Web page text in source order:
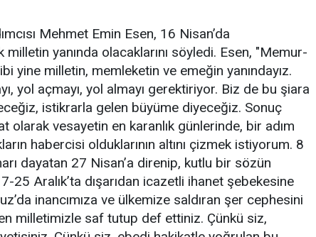
Mehmet Emin Esen, 16 Nisan’da
yanında olacaklarını söyledi. Esen, "Memur-
yine milletin, memleketin ve emeğin yanındayız.
yol açmayı, yol almayı gerektiriyor. Biz de bu şiara
istikrarla gelen büyüme diyeceğiz. Sonuç
olarak vesayetin en karanlık günlerinde, bir adım
habercisi olduklarının altını çizmek istiyorum. 8
dayatan 27 Nisan’a direnip, kutlu bir sözün
25 Aralık’ta dışarıdan icazetli ihanet şebekesine
inancımıza ve ülkemize saldıran şer cephesini
milletimizle saf tutup def ettiniz. Çünkü siz,